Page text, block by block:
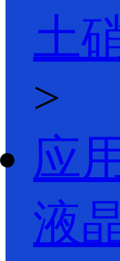
土
>
应
液